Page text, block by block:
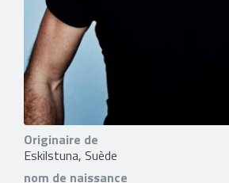
Originaire de
Eskilstuna, Suède
nom de naissance